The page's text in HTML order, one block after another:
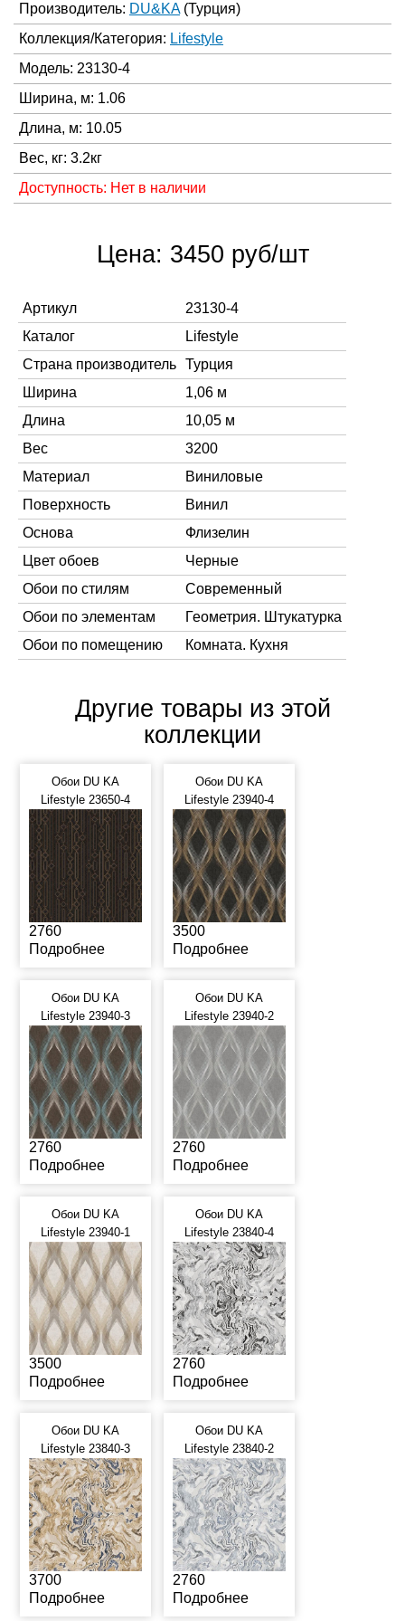
Производитель: DU&KA (Турция)
Коллекция/Категория: Lifestyle
Модель: 23130-4
Ширина, м: 1.06
Длина, м: 10.05
Вес, кг: 3.2кг
Доступность: Нет в наличии
Цена: 3450 руб/шт
Артикул
23130-4
Каталог
Lifestyle
Страна производитель Турция
Ширина
1,06 м
Длина
10,05 м
Вес
3200
Материал
Виниловые
Поверхность
Винил
Основа
Флизелин
Цвет обоев
Черные
Обои по стилям
Современный
Обои по элементам
Геометрия. Штукатурка
Обои по помещению
Комната. Кухня
Другие товары из этой
коллекции
Обои DU KA
Lifestyle 23650-4
2760
Подробнее
Обои DU KA
Lifestyle 23940-4
3500
Подробнее
Обои DU KA
Lifestyle 23940-3
2760
Подробнее
Обои DU KA
Lifestyle 23940-2
2760
Подробнее
Обои DU KA
Lifestyle 23940-1
3500
Подробнее
Обои DU KA
Lifestyle 23840-4
2760
Подробнее
Обои DU KA
Lifestyle 23840-3
3700
Подробнее
Обои DU KA
Lifestyle 23840-2
2760
Подробнее